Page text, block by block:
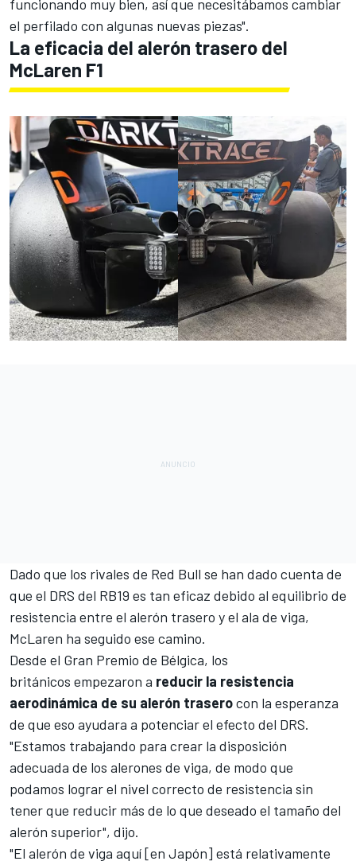
funcionando muy bien, así que necesitábamos cambiar
el perfilado con algunas nuevas piezas".
La eficacia del alerón trasero del
McLaren F1
Dado que los rivales de Red Bull se han dado cuenta de
que el DRS del RB19 es tan eficaz debido al equilibrio de
resistencia entre el alerón trasero y el ala de viga,
McLaren ha seguido ese camino.
Desde el Gran Premio de Bélgica, los
británicos empezaron a reducir la resistencia
aerodinámica de su alerón traserocon la esperanza
de que eso ayudara a potenciar el efecto del DRS.
"Estamos trabajando para crear la disposición
adecuada de los alerones de viga, de modo que
podamos lograr el nivel correcto de resistencia sin
tener que reducir más de lo que deseado el tamaño del
alerón superior", dijo.
"El alerón de viga aquí [en Japón] está relativamente